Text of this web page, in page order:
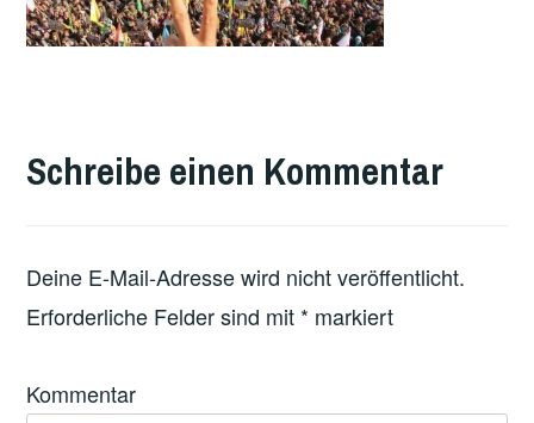
Schreibe einen Kommentar
Deine E-Mail-Adresse wird nicht veröffentlicht.
Erforderliche Felder sind mit * markiert
Kommentar